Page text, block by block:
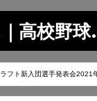
高校野球
ラフト新入団選手発表会2021